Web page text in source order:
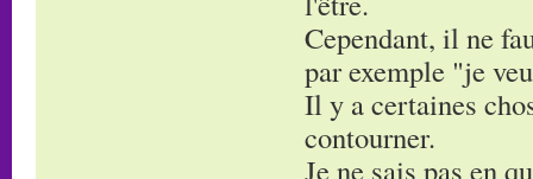
Cependant, il ne
par exemple "je
Il y a certaines
contourner.
Je ne sais pas en